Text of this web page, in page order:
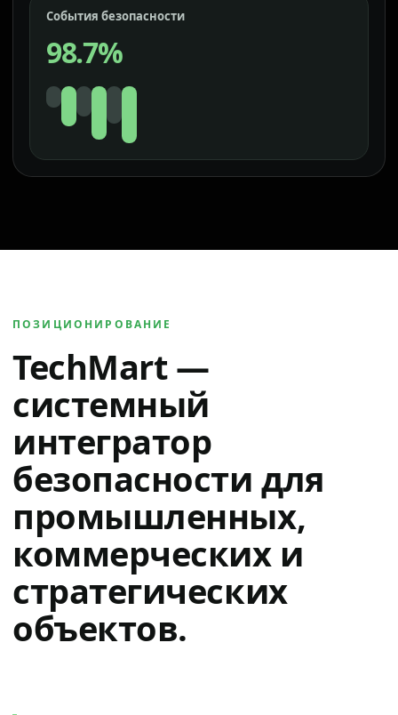
События безопасности
98.7%
ПОЗИЦИОНИРОВАНИЕ
TechMart —
системный
интегратор
безопасности для
промышленных,
коммерческих и
стратегических
объектов.